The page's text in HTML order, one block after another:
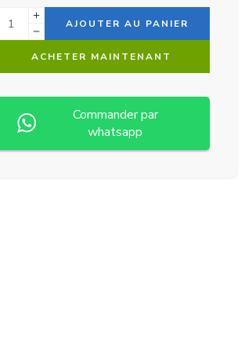
AJOUTER AU PANIER
ACHETER MAINTENANT
Alternative:
Commander par
whatsapp